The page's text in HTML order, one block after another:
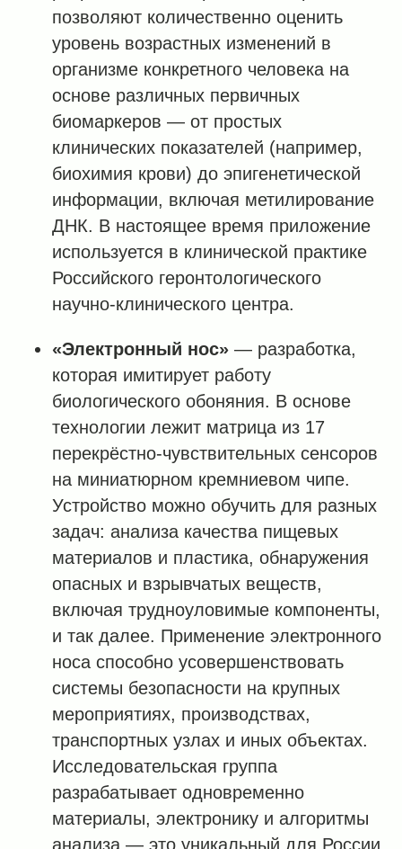
позволяют количественно оценить
уровень возрастных изменений в
организме конкретного человека на
основе различных первичных
биомаркеров — от простых
клинических показателей (например,
биохимия крови) до эпигенетической
информации, включая метилирование
ДНК. В настоящее время приложение
используется в клинической практике
Российского геронтологического
научно-клинического центра.
«Электронный нос»— разработка,
которая имитирует работу
биологического обоняния. В основе
технологии лежит матрица из 17
перекрёстно-чувствительных сенсоров
на миниатюрном кремниевом чипе.
Устройство можно обучить для разных
задач: анализа качества пищевых
материалов и пластика, обнаружения
опасных и взрывчатых веществ,
включая трудноуловимые компоненты,
и так далее. Применение электронного
носа способно усовершенствовать
системы безопасности на крупных
мероприятиях, производствах,
транспортных узлах и иных объектах.
Исследовательская группа
разрабатывает одновременно
материалы, электронику и алгоритмы
анализа — это уникальный для России